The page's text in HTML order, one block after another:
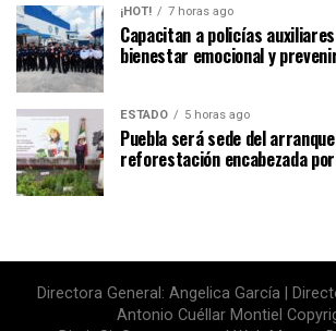
¡HOT! 7 horas ago
Capacitan a policías
bienestar emocional y
ESTADO 5 horas ago
Puebla será sede del
reforestación encabezada
Directora General: Angelica García |
Antonio Cuéllar Montiel